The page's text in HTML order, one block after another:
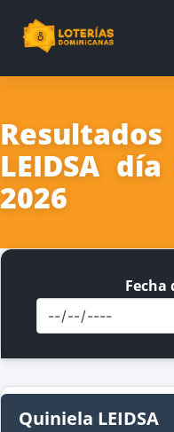
LEIDSA
2026
Fecha
Quiniela LEIDSA